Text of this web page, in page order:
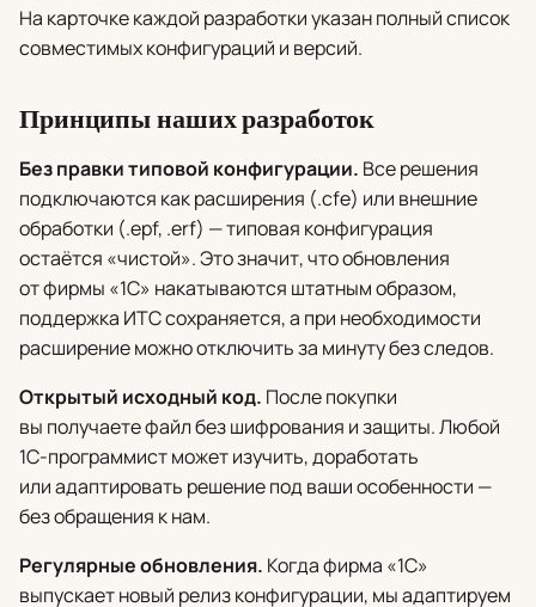
На карточке каждой разработки указан полный список
совместимых конфигураций и версий.
Принципы наших разработок
Без правки типовой конфигурации. Все решения
подключаются как расширения (.cfe) или внешние
обработки (.epf, .erf) — типовая конфигурация
остаётся «чистой». Это значит, что обновления
от фирмы «1С» накатываются штатным образом,
поддержка ИТС сохраняется, а при необходимости
расширение можно отключить за минуту без следов.
Открытый исходный код. После покупки
вы получаете файл без шифрования и защиты. Любой
1С-программист может изучить, доработать
или адаптировать решение под ваши особенности —
без обращения к нам.
Регулярные обновления. Когда фирма «1С»
выпускает новый релиз конфигурации, мы адаптируем